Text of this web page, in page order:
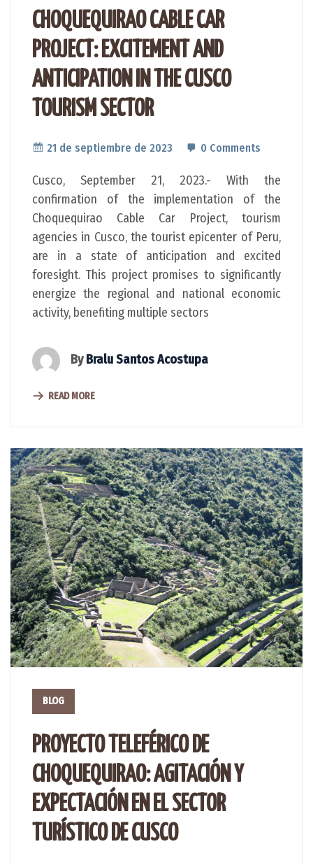
CHOQUEQUIRAO CABLE CAR
PROJECT: EXCITEMENT AND
ANTICIPATION IN THE CUSCO
TOURISM SECTOR
21 de septiembre de 2023 0 Comments
Cusco, September 21, 2023.- With the
confirmation of the implementation of the
Choquequirao Cable Car Project, tourism
agencies in Cusco, the tourist epicenter of Peru,
are in a state of anticipation and excited
foresight. This project promises to significantly
energize the regional and national economic
activity, benefiting multiple sectors
ByBralu Santos Acostupa
READ MORE
BLOG
PROYECTO TELEFÉRICO DE
CHOQUEQUIRAO: AGITACIÓN Y
EXPECTACIÓN EN EL SECTOR
TURÍSTICO DE CUSCO